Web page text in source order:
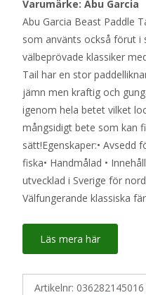
Varumärke: Abu Garcia
Abu Garcia Beast Paddle
som använts också förut i
välbeprövade klassiker
Tail har en stor
jämn men kraftig och
igenom hela betet vilket
mångsidigt bete som kan
sätt!Egenskaper:•
fiska• Handmålad •
utvecklad i Sverige för
Välfungerande klassiska
Läs mera här
Artikelnr: 036282145016